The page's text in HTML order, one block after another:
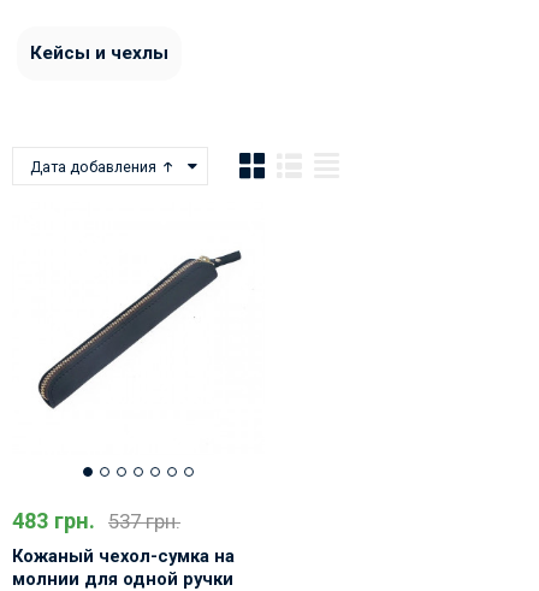
Кейсы и чехлы
Дата добавления
483 грн. 537 грн.
Кожаный чехол-сумка на
молнии для одной ручки